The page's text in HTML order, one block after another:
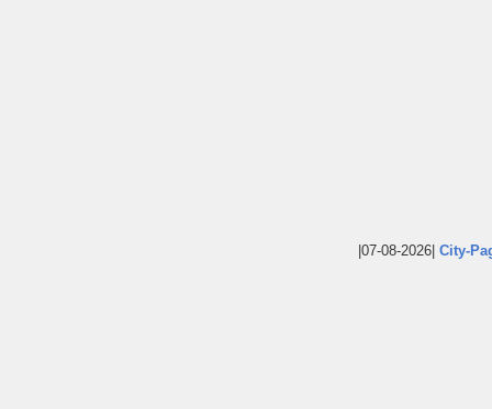
|07-08-2026| City-